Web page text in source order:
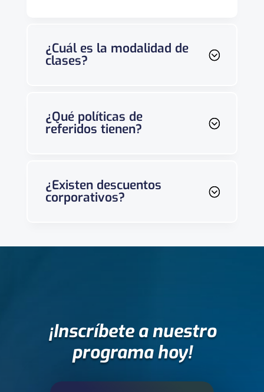
¿Cuál es la modalidad de
clases?
¿Qué políticas de
referidos tienen?
¿Existen descuentos
corporativos?
¡Inscríbete a nuestro
programa hoy!